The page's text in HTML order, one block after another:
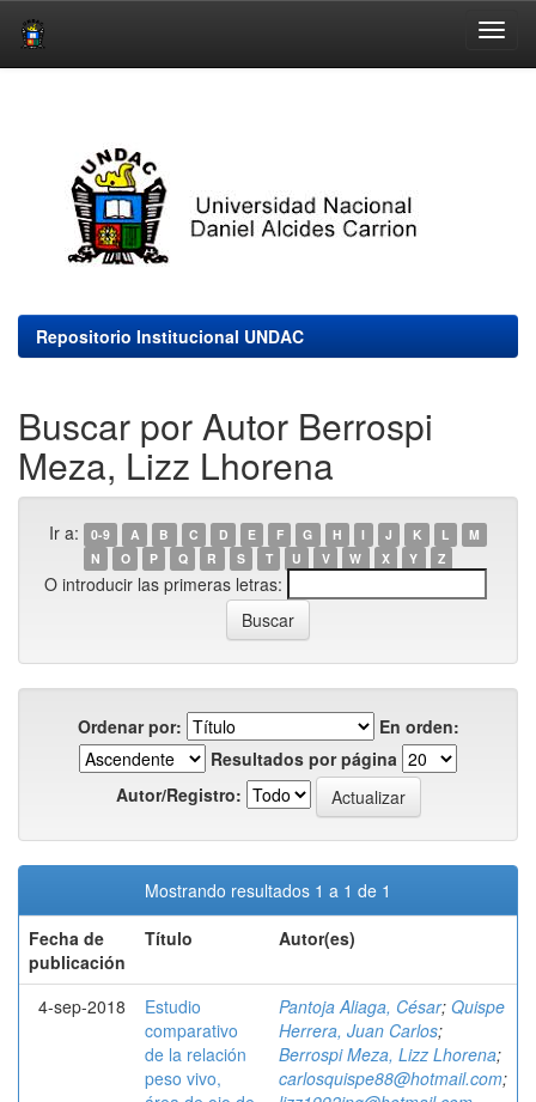
Repositorio Institucional UNDAC
Buscar por Autor Berrospi
Meza, Lizz Lhorena
Ir a: 0-9 A B C D E F G H I J K L
M
N
O P Q R S T U V W X Y Z
O introducir las primeras letras:
Ordenar por:
En orden:
Resultados por página
Autor/Registro:
Mostrando resultados 1 a 1 de 1
Fecha de
publicación
Título Autor(es)
4-sep-2018
Estudio
comparativo
de la relación
peso vivo,
Pantoja Aliaga, César; Quispe
Herrera, Juan Carlos;
Berrospi Meza, Lizz Lhorena;
carlosquispe88@hotmail.com;